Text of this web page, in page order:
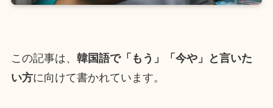
この記事は、 韓国語で「もう」「今や」と言いた
い方に向けて書かれています。